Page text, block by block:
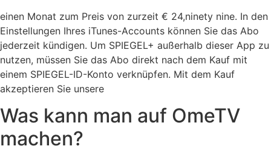
einen Monat zum Preis von zurzeit € 24,ninety nine. In den
Einstellungen Ihres iTunes-Accounts können Sie das Abo
jederzeit kündigen. Um SPIEGEL+ außerhalb dieser App zu
nutzen, müssen Sie das Abo direkt nach dem Kauf mit
einem SPIEGEL-ID-Konto verknüpfen. Mit dem Kauf
akzeptieren Sie unsere
Was kann man auf OmeTV
machen?